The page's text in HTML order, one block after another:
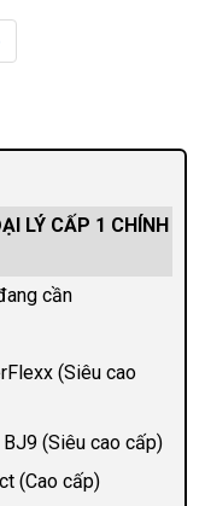
LÝ CẤP 1 CHÍNH
cần
(Siêu cao
(Siêu cao cấp)
(Cao cấp)